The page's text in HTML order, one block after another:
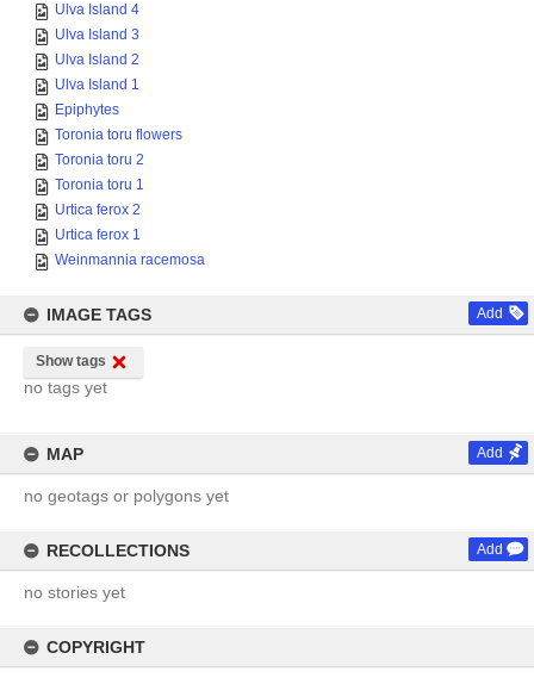
Ulva Island 4
Ulva Island 3
Ulva Island 2
Ulva Island 1
Epiphytes
Toronia toru flowers
Toronia toru 2
Toronia toru 1
Urtica ferox 2
Urtica ferox 1
Weinmannia racemosa
IMAGE TAGS Add
Show tags
no tags yet
MAP Add
no geotags or polygons yet
RECOLLECTIONS Add
no stories yet
COPYRIGHT